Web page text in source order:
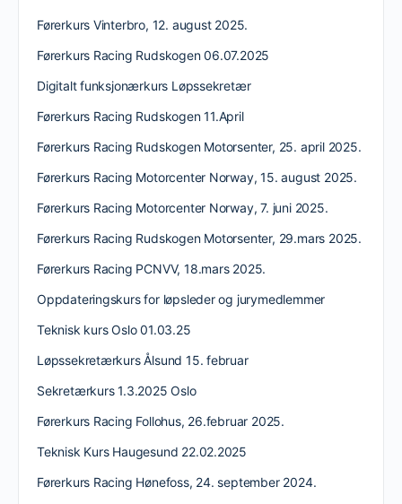
Førerkurs Vinterbro, 12. august 2025.
Førerkurs Racing Rudskogen 06.07.2025
Digitalt funksjonærkurs Løpssekretær
Førerkurs Racing Rudskogen 11.April
Førerkurs Racing Rudskogen Motorsenter, 25. april 2025.
Førerkurs Racing Motorcenter Norway, 15. august 2025.
Førerkurs Racing Motorcenter Norway, 7. juni 2025.
Førerkurs Racing Rudskogen Motorsenter, 29.mars 2025.
Førerkurs Racing PCNVV, 18.mars 2025.
Oppdateringskurs for løpsleder og jurymedlemmer
Teknisk kurs Oslo 01.03.25
Løpssekretærkurs Ålsund 15. februar
Sekretærkurs 1.3.2025 Oslo
Førerkurs Racing Follohus, 26.februar 2025.
Teknisk Kurs Haugesund 22.02.2025
Førerkurs Racing Hønefoss, 24. september 2024.